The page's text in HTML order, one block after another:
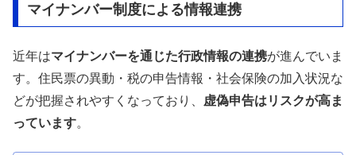
マイナンバー制度による情報連携
近年はマイナンバーを通じた行政情報の連携が進んでいま
す。住民票の異動・税の申告情報・社会保険の加入状況な
どが把握されやすくなっており、 虚偽申告はリスクが高ま
っています。